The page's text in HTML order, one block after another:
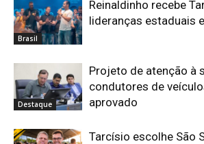
Brasil
Reinaldinho recebe
lideranças estaduais
Destaque
Projeto de atenção à
condutores de
aprovado
Tarcísio escolhe São